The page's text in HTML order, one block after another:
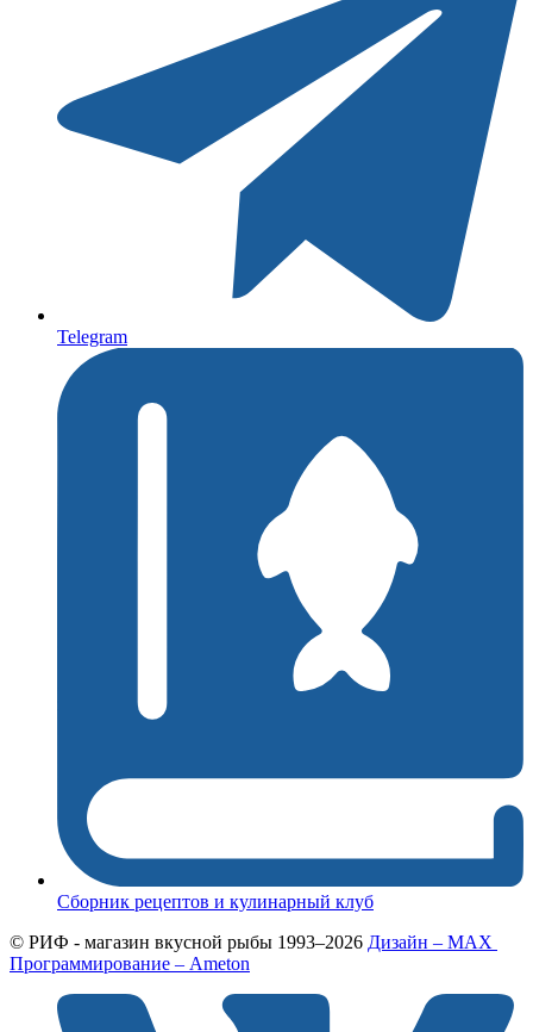
Telegram
Сборник рецептов и кулинарный клуб
© РИФ - магазин вкусной рыбы 1993–2026 Дизайн – MAX
Программирование – Ameton